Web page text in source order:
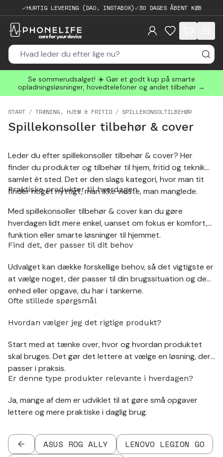
HURTIG LEVERING (DAO, INSTABOX) 30 DAGES ÅBENT KØB
items in cart,
Se sommerudsalget! ☀️ Gør et godt kup på smarte
opladningsløsninger, hovedtelefoner og andet tilbehør →
START TRÆNING, HJEM & FRITID SPILLEKONSOLTILBEHØR
Spillekonsoller tilbehør & cover
Leder du efter spillekonsoller tilbehør & cover? Her
finder du produkter og tilbehør til hjem, fritid og teknik
samlet ét sted. Det er den slags kategori, hvor man tit
finder noget nyttigt, man ikke vidste, man manglede.
Praktiske produkter til hverdagen
Med spillekonsoller tilbehør & cover kan du gøre
hverdagen lidt mere enkel, uanset om fokus er komfort,
funktion eller smarte løsninger til hjemmet.
Find det, der passer til dit behov
Udvalget kan dække forskellige behov, så det vigtigste er
at vælge noget, der passer til din brugssituation og den
enhed eller opgave, du har i tankerne.
Ofte stillede spørgsmål
Hvordan vælger jeg det rigtige produkt?
Start med at tænke over, hvor og hvordan produktet
skal bruges. Det gør det lettere at vælge en løsning, der
passer i praksis.
Er denne type produkter relevante i hverdagen?
Ja, mange af dem er udviklet til at gøre små opgaver
lettere og mere praktiske i daglig brug.
TILBAGEASUS ROG ALLY
LENOVO LEGION GO